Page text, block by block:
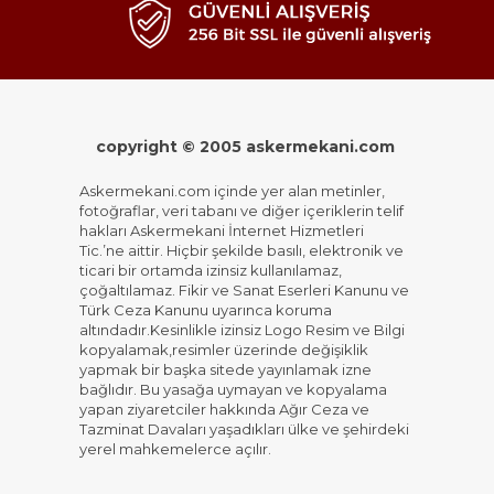
copyright © 2005 askermekani.com
Askermekani.com içinde yer alan metinler,
fotoğraflar, veri tabanı ve diğer içeriklerin telif
hakları Askermekani İnternet Hizmetleri
Tic.’ne aittir. Hiçbir şekilde basılı, elektronik ve
ticari bir ortamda izinsiz kullanılamaz,
çoğaltılamaz. Fikir ve Sanat Eserleri Kanunu ve
Türk Ceza Kanunu uyarınca koruma
altındadır.Kesinlikle izinsiz Logo Resim ve Bilgi
kopyalamak,resimler üzerinde değişiklik
yapmak bir başka sitede yayınlamak izne
bağlıdır. Bu yasağa uymayan ve kopyalama
yapan ziyaretciler hakkında Ağır Ceza ve
Tazminat Davaları yaşadıkları ülke ve şehirdeki
yerel mahkemelerce açılır.